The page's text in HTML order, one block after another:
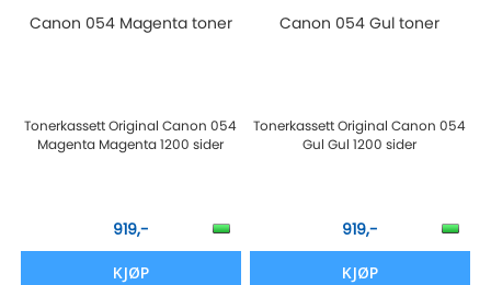
Canon 054 Magenta toner
Tonerkassett Original Canon 054
Magenta Magenta 1200 sider
919,-
KJØP
Canon 054 Gul toner
Tonerkassett Original Canon 054
Gul Gul 1200 sider
919,-
KJØP